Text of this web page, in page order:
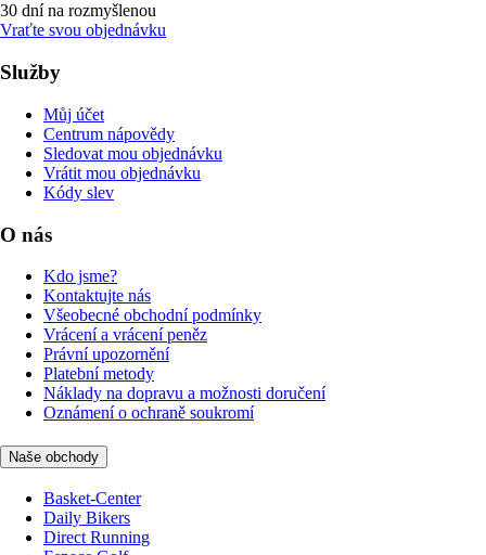
30 dní na rozmyšlenou
Vraťte svou objednávku
Služby
Můj účet
Centrum nápovědy
Sledovat mou objednávku
Vrátit mou objednávku
Kódy slev
O nás
Kdo jsme?
Kontaktujte nás
Všeobecné obchodní podmínky
Vrácení a vrácení peněz
Právní upozornění
Platební metody
Náklady na dopravu a možnosti doručení
Oznámení o ochraně soukromí
Naše obchody
Basket-Center
Daily Bikers
Direct Running